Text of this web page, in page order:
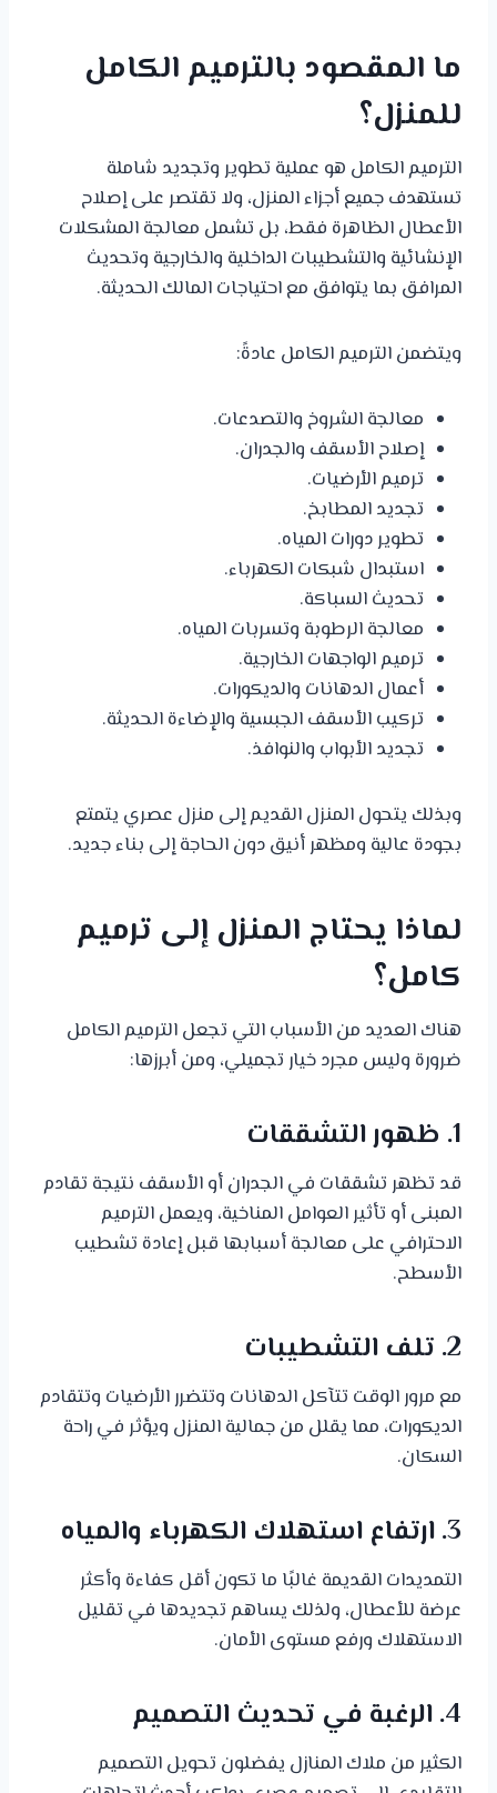
ما المقصود بالترميم الكامل
للمنزل؟
الترميم الكامل هو عملية تطوير وتجديد شاملة
تستهدف جميع أجزاء المنزل، ولا تقتصر على إصلاح
الأعطال الظاهرة فقط، بل تشمل معالجة المشكلات
الإنشائية والتشطيبات الداخلية والخارجية وتحديث
المرافق بما يتوافق مع احتياجات المالك الحديثة.
ويتضمن الترميم الكامل عادةً:
معالجة الشروخ والتصدعات.
إصلاح الأسقف والجدران.
ترميم الأرضيات.
تجديد المطابخ.
تطوير دورات المياه.
استبدال شبكات الكهرباء.
تحديث السباكة.
معالجة الرطوبة وتسربات المياه.
ترميم الواجهات الخارجية.
أعمال الدهانات والديكورات.
تركيب الأسقف الجبسية والإضاءة الحديثة.
تجديد الأبواب والنوافذ.
وبذلك يتحول المنزل القديم إلى منزل عصري يتمتع
بجودة عالية ومظهر أنيق دون الحاجة إلى بناء جديد.
لماذا يحتاج المنزل إلى ترميم
كامل؟
هناك العديد من الأسباب التي تجعل الترميم الكامل
ضرورة وليس مجرد خيار تجميلي، ومن أبرزها:
1. ظهور التشققات
قد تظهر تشققات في الجدران أو الأسقف نتيجة تقادم
المبنى أو تأثير العوامل المناخية، ويعمل الترميم
الاحترافي على معالجة أسبابها قبل إعادة تشطيب
الأسطح.
2. تلف التشطيبات
مع مرور الوقت تتآكل الدهانات وتتضرر الأرضيات وتتقادم
الديكورات، مما يقلل من جمالية المنزل ويؤثر في راحة
السكان.
3. ارتفاع استهلاك الكهرباء والمياه
التمديدات القديمة غالبًا ما تكون أقل كفاءة وأكثر
عرضة للأعطال، ولذلك يساهم تجديدها في تقليل
الاستهلاك ورفع مستوى الأمان.
4. الرغبة في تحديث التصميم
الكثير من ملاك المنازل يفضلون تحويل التصميم